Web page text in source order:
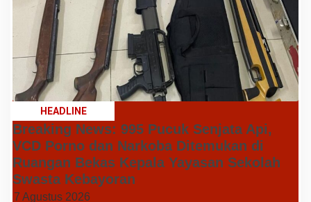
HEADLINE
Breaking News: 995 Pucuk Senjata Api,
VCD Porno dan Narkoba Ditemukan di
Ruangan Bekas Kepala Yayasan Sekolah
Swasta Kebayoran
7 Agustus 2026